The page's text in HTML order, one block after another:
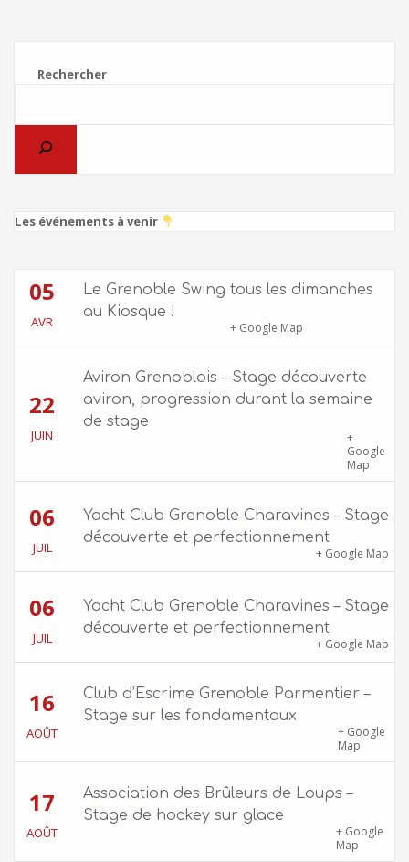
Rechercher
Les événements à venir
05
AVR
Le Grenoble Swing tous les dimanches
au Kiosque !
+ Google Map
22
JUIN
Aviron Grenoblois – Stage découverte
aviron, progression durant la semaine
de stage
+
Google
Map
06
JUIL
Yacht Club Grenoble Charavines – Stage
découverte et perfectionnement
+ Google Map
06
JUIL
Yacht Club Grenoble Charavines – Stage
découverte et perfectionnement
+ Google Map
16
AOÛT
Club d’Escrime Grenoble Parmentier –
Stage sur les fondamentaux
+ Google
Map
17
AOÛT
Association des Brûleurs de Loups –
Stage de hockey sur glace
+ Google
Map